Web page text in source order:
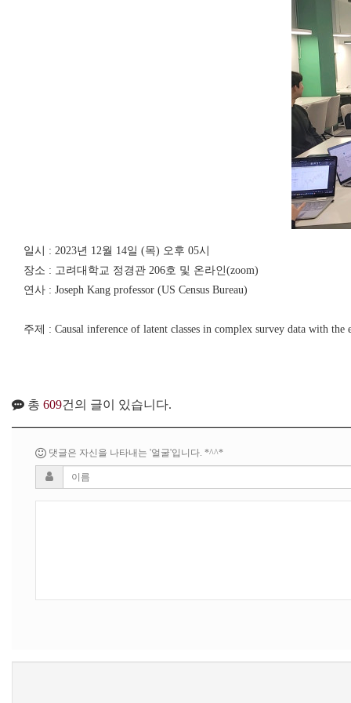
일시 : 2023년 12월 14일 (목) 오후 05시
장소 : 고려대학교 정경관 206호 및 온라인(zoom)
연사 : Joseph Kang professor (US Census Bureau)
주제 : Causal inference of latent classes in complex survey data with
총 609건의 글이 있습니다.
댓글은 자신을 나타내는 '얼굴'입니다. *^^*